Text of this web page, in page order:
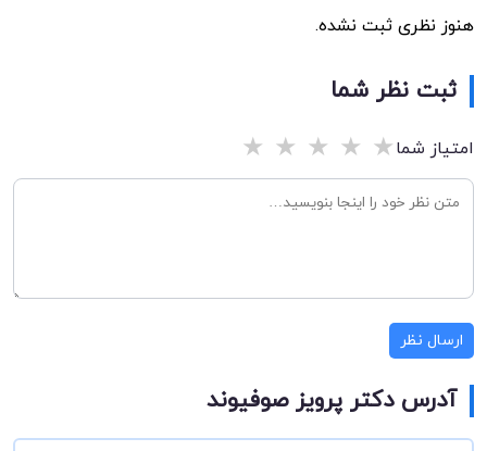
هنوز نظری ثبت نشده.
ثبت نظر شما
امتیاز شما★
★
★
★
★
ارسال نظر
آدرس دکتر پرویز صوفیوند